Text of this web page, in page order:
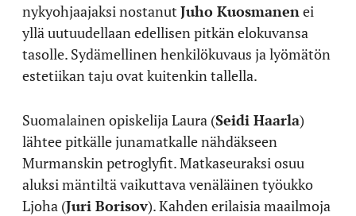
nykyohjaajaksi nostanut Juho Kuosmanenei
yllä uutuudellaan edellisen pitkän elokuvansa
tasolle. Sydämellinen henkilökuvaus ja lyömätön
estetiikan taju ovat kuitenkin tallella.
Suomalainen opiskelija Laura (Seidi Haarla)
lähtee pitkälle junamatkalle nähdäkseen
Murmanskin petroglyfit. Matkaseuraksi osuu
aluksi mäntiltä vaikuttava venäläinen työukko
Ljoha (Juri Borisov). Kahden erilaisia maailmoja